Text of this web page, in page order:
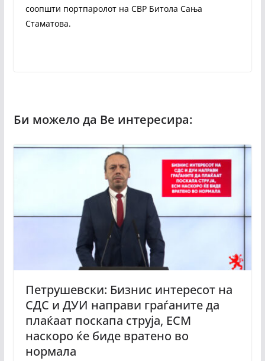
соопшти портпаролот на СВР Битола Сања
Стаматова.
Петрушевски: Бизнис интересот на
СДС и ДУИ направи граѓаните да
плаќаат поскапа струја, ЕСМ
наскоро ќе биде вратено во
нормала